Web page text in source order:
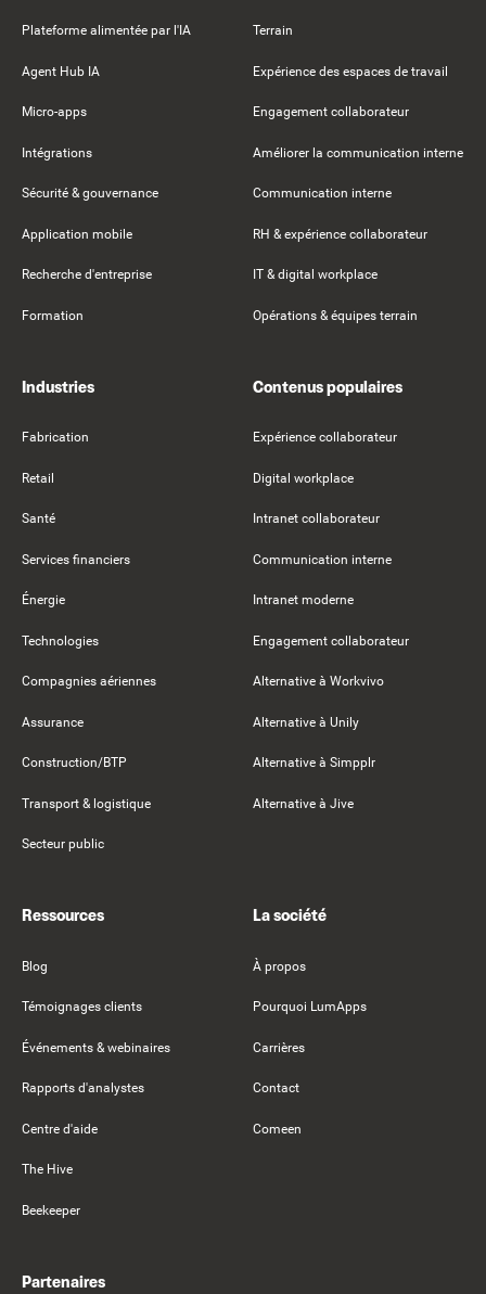
Plateforme alimentée par l'IA
Agent Hub IA
Micro-apps
Intégrations
Sécurité & gouvernance
Application mobile
Recherche d'entreprise
Formation
Terrain
Expérience des espaces de travail
Engagement collaborateur
Améliorer la communication interne
Communication interne
RH & expérience collaborateur
IT & digital workplace
Opérations & équipes terrain
Industries
Fabrication
Retail
Santé
Services financiers
Énergie
Technologies
Compagnies aériennes
Assurance
Construction/BTP
Transport & logistique
Secteur public
Contenus populaires
Expérience collaborateur
Digital workplace
Intranet collaborateur
Communication interne
Intranet moderne
Engagement collaborateur
Alternative à Workvivo
Alternative à Unily
Alternative à Simpplr
Alternative à Jive
Ressources
Blog
Témoignages clients
Événements & webinaires
Rapports d'analystes
Centre d'aide
The Hive
Beekeeper
La société
À propos
Pourquoi LumApps
Carrières
Contact
Comeen
Partenaires